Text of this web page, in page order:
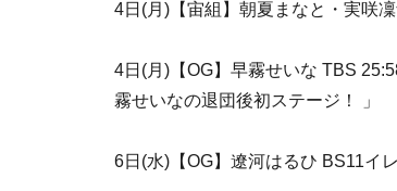
4日(月)【宙組】朝夏まなと・実咲
4日(月)【OG】早霧せいな TBS
霧せいなの退団後初ステージ！ 」
6日(水)【OG】遼河はるひ BS11イ